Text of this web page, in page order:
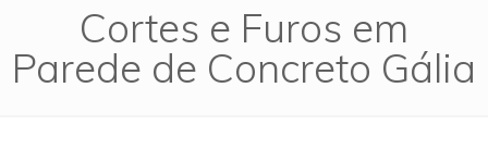
Cortes e Furos em
Parede de Concreto Gália